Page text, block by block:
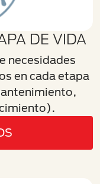
DE VIDA
necesidades
en cada etapa